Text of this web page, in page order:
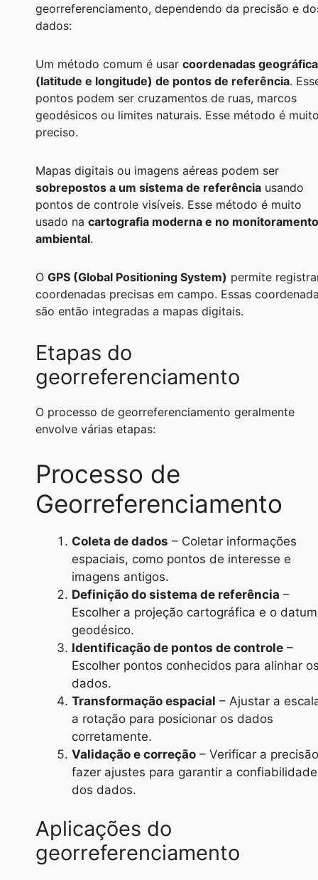
georreferenciamento, dependendo da precisão e
dados:
Um método comum é usar coordenadas
(latitude e longitude) de pontos de referência.
pontos podem ser cruzamentos de ruas, marcos
geodésicos ou limites naturais. Esse método é
preciso.
Mapas digitais ou imagens aéreas podem ser
sobrepostos a um sistema de referência usando
pontos de controle visíveis. Esse método é muito
usado na cartografia moderna e no monitoramento
ambiental.
O GPS (Global Positioning System) permite
coordenadas precisas em campo. Essas
são então integradas a mapas digitais.
Etapas do
georreferenciamento
O processo de georreferenciamento geralmente
envolve várias etapas:
Processo de
Georreferenciamento
Coleta de dados – Coletar informações
espaciais, como pontos de interesse e
imagens antigos.
Definição do sistema de referência –
Escolher a projeção cartográfica e o datum
geodésico.
Identificação de pontos de controle –
Escolher pontos conhecidos para alinhar
dados.
Transformação espacial – Ajustar a
a rotação para posicionar os dados
corretamente.
Validação e correção – Verificar a
fazer ajustes para garantir a confiabilidade
dos dados.
Aplicações do
georreferenciamento